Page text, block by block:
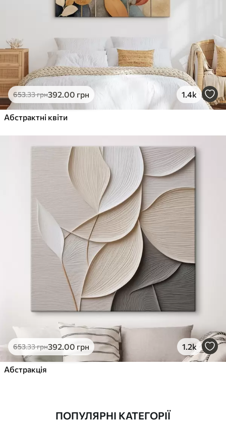
653.33грн392.00 грн 1.4k
Абстрактні квіти
653.33грн392.00 грн 1.2k
Абстракція
ПОПУЛЯРНІ КАТЕГОРІЇ